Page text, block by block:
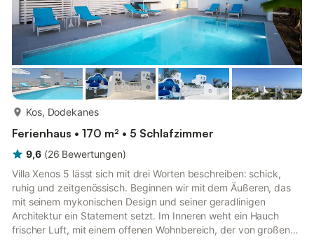
Kos, Dodekanes
Ferienhaus • 170 m² • 5 Schlafzimmer
9,6 (26 Bewertungen)
Villa Xenos 5 lässt sich mit drei Worten beschreiben: schick,
ruhig und zeitgenössisch. Beginnen wir mit dem Äußeren, das
mit seinem mykonischen Design und seiner geradlinigen
Architektur ein Statement setzt. Im Inneren weht ein Hauch
frischer Luft, mit einem offenen Wohnbereich, der von großen